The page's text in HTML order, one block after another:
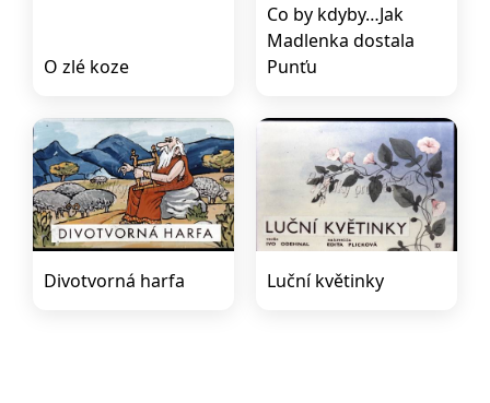
O zlé koze
Co by kdyby…Jak
Madlenka dostala
Punťu
Divotvorná harfa Luční květinky